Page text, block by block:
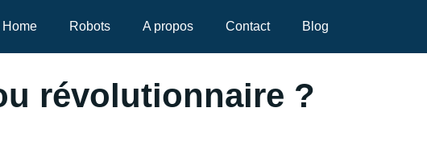
Home Robots A propos Contact Blog
révolutionnaire ?